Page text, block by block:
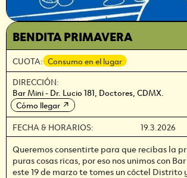
BENDITA PRIMAVERA
CUOTA: Consumo en el lugar
DIRECCIÓN:
Bar Mini - Dr. Lucio 181, Doctores, CDMX.
Cómo llegar ↗
FECHA & HORARIOS: 19.3.2026
Queremos consentirte para que recibas la
puras cosas ricas, por eso nos unimos con
este 19 de marzo te tomes un cóctel Distrito